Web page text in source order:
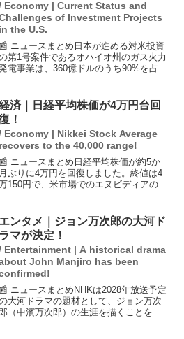
Economy | Current Status and
of Investment Projects
in the U.S.
📰 ニュースまとめ日本が進める対米投資
第1号案件であるオハイオ州のガス火力
電事業は、360億ドルのうち90%を占め
ータセンターの建設計画が未...
済｜日経平均株価が4万円台回
！
Economy | Nikkei Stock Average
recovers to the 40,000 range!
📰 ニュースまとめ日経平均株価が約5か
月ぶりに4万円を回復しました。終値は4
150円で、米市場でのエヌビディアの株
因とされています。この動きは市場参加
者にとって非常...
エンタメ｜ジョン万次郎の大河ド
ラマが決定！
Entertainment | A historical drama
John Manjiro has been
📰 ニュースまとめNHKは2028年放送予定
大河ドラマの題材として、ジョン万次
郎（中濱万次郎）の生涯を描くことを発